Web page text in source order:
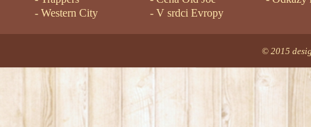
- Western City
- V srdci Evropy
© 2015